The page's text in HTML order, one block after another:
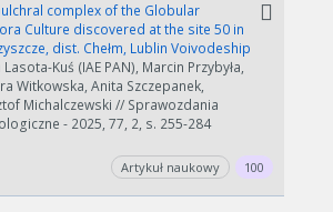
complex of the Globular
Culture discovered at the site 50 in
dist. Chełm, Lublin Voivodeship
Kuś (IAE PAN), Marcin Przybyła,
Witkowska, Anita Szczepanek,
Michalczewski // Sprawozdania
- 2025, 77, 2, s. 255-284
Artykuł naukowy 100